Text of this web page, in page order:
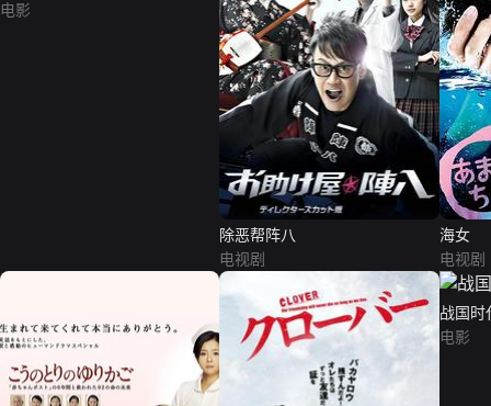
电影
除恶帮阵八
电视剧
海女
电视剧
战国时
电影